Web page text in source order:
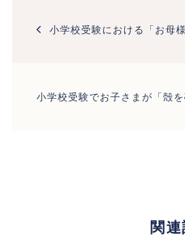
小学校受験における「お母
小学校受験でお子さまが「殻
関